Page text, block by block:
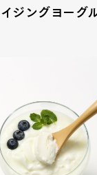
ジングヨーグ